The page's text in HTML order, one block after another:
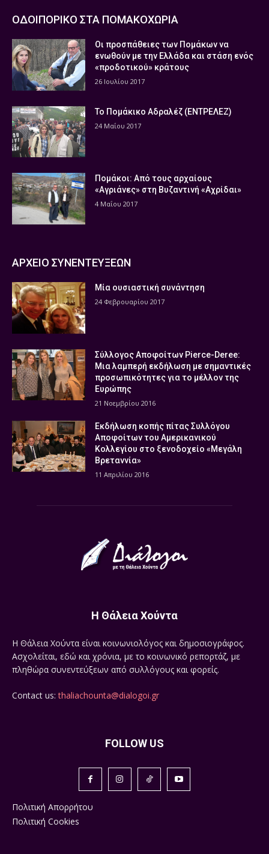
ΟΔΟΙΠΟΡΙΚΟ ΣΤΑ ΠΟΜΑΚΟΧΩΡΙΑ
Οι προσπάθειες των Πομάκων να
ενωθούν με την Ελλάδα και στάση ενός
«προδοτικού» κράτους
26 Ιουλίου 2017
Το Πομάκικο Αδραλέζ (ΕΝΤΡΕΛΕΖ)
24 Μαΐου 2017
Πομάκοι: Από τους αρχαίους
«Αγριάνες» στη Βυζαντινή «Αχρίδαι»
4 Μαΐου 2017
ΑΡΧΕΙΟ ΣΥΝΕΝΤΕΥΞΕΩΝ
Μία ουσιαστική συνάντηση
24 Φεβρουαρίου 2017
Σύλλογος Αποφοίτων Pierce-Deree:
Μια λαμπερή εκδήλωση με σημαντικές
προσωπικότητες για το μέλλον της
Ευρώπης
21 Νοεμβρίου 2016
Εκδήλωση κοπής πίτας Συλλόγου
Αποφοίτων του Αμερικανικού
Κολλεγίου στο ξενοδοχείο «Μεγάλη
Βρεταννία»
11 Απριλίου 2016
Η Θάλεια Χούντα
Η Θάλεια Χούντα είναι κοινωνιολόγος και δημοσιογράφος.
Ασχολείται, εδώ και χρόνια, με το κοινωνικό ρεπορτάζ, με
πληθώρα συνεντεύξεων από συλλόγους και φορείς.
Contact us:thaliachounta@dialogoi.gr
FOLLOW US
Πολιτική Απορρήτου
Πολιτική Cookies